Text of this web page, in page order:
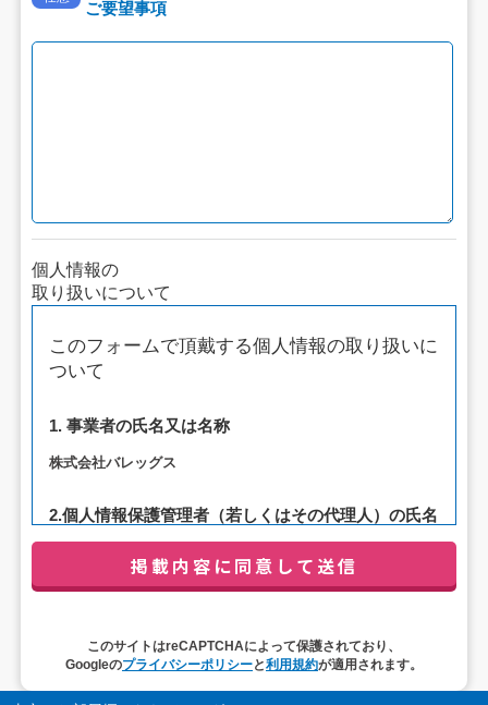
ご要望事項
個人情報の
取り扱いについて
このフォームで頂戴する個人情報の取り扱いに
ついて
1. 事業者の氏名又は名称
株式会社バレッグス
2.個人情報保護管理者（若しくはその代理人）の氏名
管理者職名：代表取締役社長
連絡先：privacy@balleggs.co.jp
3. 個人情報の利用目的
（2）ご相談の対応（本人への連絡を含む）のため
このサイトはreCAPTCHAによって保護されており、
Googleのプライバシーポリシーと利用規約が適用されます。